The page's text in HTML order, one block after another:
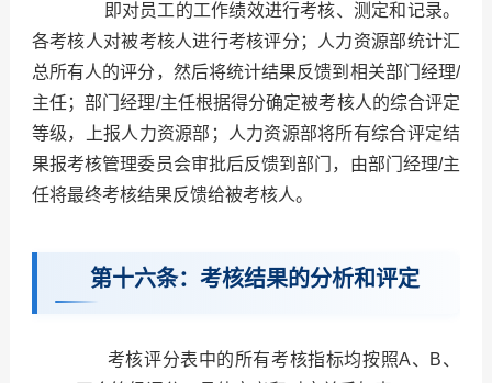
即对员工的工作绩效进行考核、测定和记录。
各考核人对被考核人进行考核评分；人力资源部统计汇
总所有人的评分，然后将统计结果反馈到相关部门经理/
主任；部门经理/主任根据得分确定被考核人的综合评定
等级，上报人力资源部；人力资源部将所有综合评定结
果报考核管理委员会审批后反馈到部门，由部门经理/主
任将最终考核结果反馈给被考核人。
第十六条：考核结果的分析和评定
考核评分表中的所有考核指标均按照A、B、